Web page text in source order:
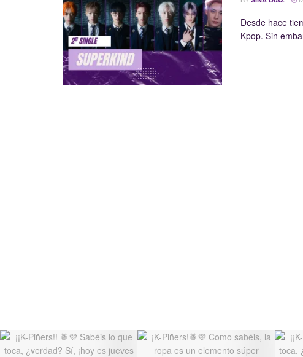
Desde hace
Kpop. Sin